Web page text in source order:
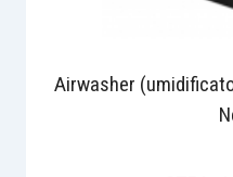
Airwasher